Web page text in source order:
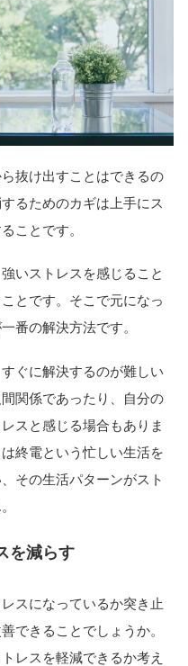
抜け出すことはできるの
るためのカギは上手にス
ことです。
いストレスを感じること
とです。そこで元になっ
番の解決方法です。
ぐに解決するのが難しい
関係であったり、自分の
スと感じる場合もありま
終電という忙しい生活を
その生活パターンがスト
を減らす
スになっているか突き止
できることでしょうか。
レスを軽減できるか考え